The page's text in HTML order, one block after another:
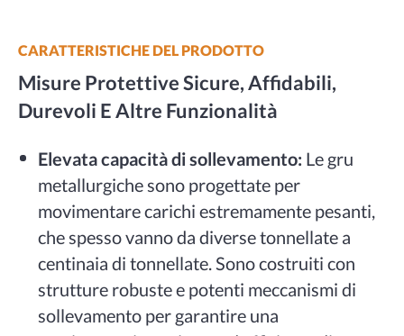
CARATTERISTICHE DEL PRODOTTO
Misure Protettive Sicure, Affidabili,
Durevoli E Altre Funzionalità
Elevata capacità di sollevamento: Le gru
metallurgiche sono progettate per
movimentare carichi estremamente pesanti,
che spesso vanno da diverse tonnellate a
centinaia di tonnellate. Sono costruiti con
strutture robuste e potenti meccanismi di
sollevamento per garantire una